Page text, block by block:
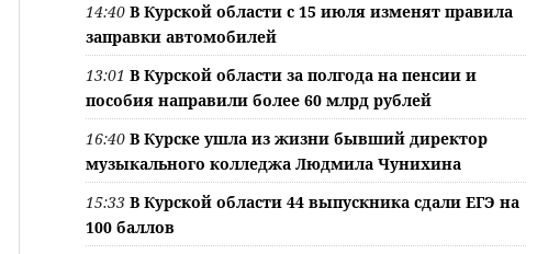
14:40 В Курской области с 15 июля изменят правила
заправки автомобилей
13:01 В Курской области за полгода на пенсии и
пособия направили более 60 млрд рублей
16:40 В Курске ушла из жизни бывший директор
музыкального колледжа Людмила Чунихина
15:33 В Курской области 44 выпускника сдали ЕГЭ на
100 баллов